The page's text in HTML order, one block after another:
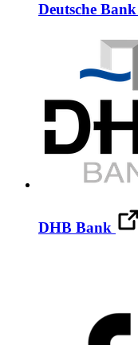
Deutsche Bank
DHB Bank